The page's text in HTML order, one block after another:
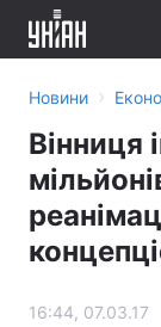
Новини ›
Вінниця
16:44, 07.03.17